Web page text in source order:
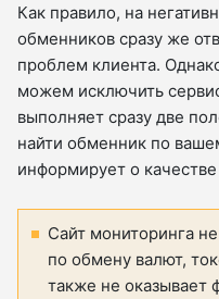
Как правило, на
обменников сразу же
проблем клиента.
можем исключить
выполняет сразу две
найти обменник по
информирует о
Сайт мониторинга
по обмену валют,
также не оказывает